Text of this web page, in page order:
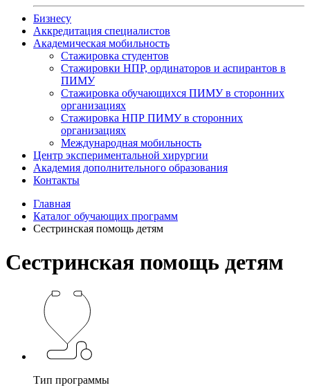
Бизнесу
Аккредитация специалистов
Академическая мобильность
Стажировка студентов
Стажировки НПР, ординаторов и аспирантов в
ПИМУ
Стажировка обучающихся ПИМУ в сторонних
организациях
Стажировка НПР ПИМУ в сторонних
организациях
Международная мобильность
Центр экспериментальной хирургии
Академия дополнительного образования
Контакты
Главная
Каталог обучающих программ
Сестринская помощь детям
Сестринская помощь детям
Тип программы